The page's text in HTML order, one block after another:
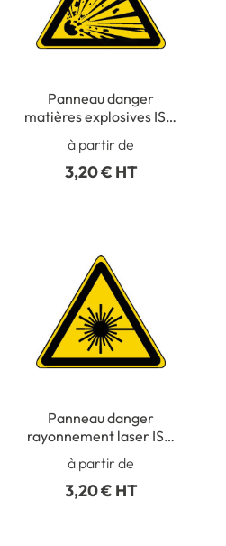
Panneau danger
matières explosives ISO
7010 - W002
à partir de
3,20 € HT
Panneau danger
rayonnement laser ISO
7010 - W004
à partir de
3,20 € HT